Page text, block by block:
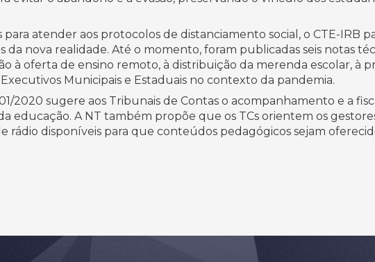
atender aos protocolos de distanciamento social, o CTE-IRB
da nova realidade. Até o momento, foram publicadas seis notas
à oferta de ensino remoto, à distribuição da merenda escolar, à
Municipais e Estaduais no contexto da pandemia.
2020 sugere aos Tribunais de Contas o acompanhamento e a
educação. A NT também propõe que os TCs orientem os
rádio disponíveis para que conteúdos pedagógicos sejam